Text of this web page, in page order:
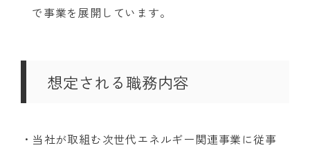
で事業を展開しています。
想定される職務内容
・当社が取組む次世代エネルギー関連事業に従事